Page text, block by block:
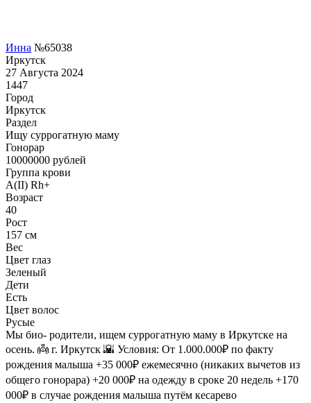
Инна №65038
Иркутск
27 Августа 2024
1447
Город
Иркутск
Раздел
Ищу суррогатную маму
Гонoрар
10000000 рублей
Группа крови
A(II) Rh+
Возраст
40
Рост
157 см
Вес
Цвет глаз
Зеленый
Дети
Есть
Цвет волос
Русые
Мы био- родители, ищем суррогатную маму в Иркутске на
осень. 👼 г. Иркутск 🌇 Условия: От 1.000.000₽ по факту
рождения малыша +35 000₽ ежемесячно (никаких вычетов из
общего гонорара) +20 000₽ на одежду в сроке 20 недель +170
000₽ в случае рождения малыша путём кесарево